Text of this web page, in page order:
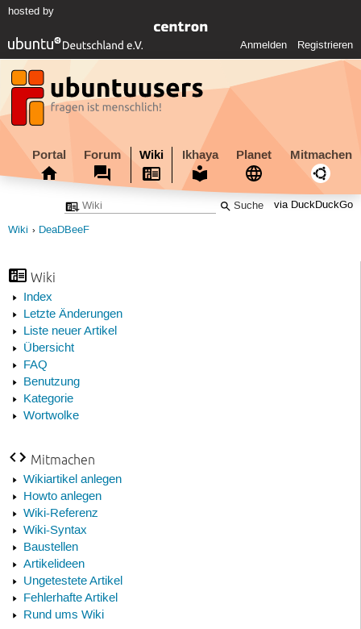
hosted by
Anmelden Registrieren
Portal Forum Wiki Ikhaya Planet Mitmachen
via DuckDuckGo
Wiki DeaDBeeF
Wiki
Index
Letzte Änderungen
Liste neuer Artikel
Übersicht
FAQ
Benutzung
Kategorie
Wortwolke
Mitmachen
Wikiartikel anlegen
Howto anlegen
Wiki-Referenz
Wiki-Syntax
Baustellen
Artikelideen
Ungetestete Artikel
Fehlerhafte Artikel
Rund ums Wiki